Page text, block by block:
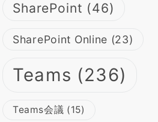
SharePoint (46)
SharePoint Online (23)
Teams (236)
Teams会議 (15)